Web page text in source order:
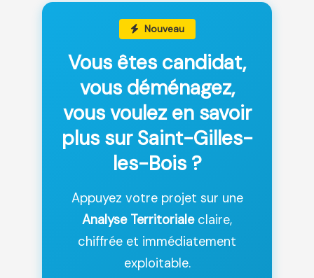
Nouveau
Vous êtes candidat,
vous déménagez,
vous voulez en savoir
plus sur Saint-Gilles-
les-Bois ?
Appuyez votre projet sur une
Analyse Territorialeclaire,
chiffrée et immédiatement
exploitable.